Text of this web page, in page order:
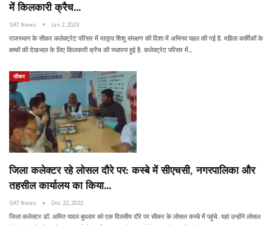
में किलकारी क्रैच…
SAT News Jan 2, 2023
राजस्थान के सीकर कलेक्ट्रेट परिसर में मातृत्व शिशु संरक्षण की दिशा में अभिनव पहल की गई है. महिला कार्मिकों के
बच्चों की देखभाल के लिए किलकारी क्रैच की स्थापना हुई है. कलेक्ट्रेट परिसर में…
सीकर
जिला कलेक्टर रहे लोसल दौरे पर: कस्बे में सीएचसी, नगरपालिका और
तहसील कार्यालय का किया…
SAT News Dec 22, 2022
जिला कलेक्टर डॉ. अमित यादव बुधवार को एक दिवसीय दौरे पर सीकर के लोसल कस्बे में पहुंचे. यहां उन्होंने लोसल